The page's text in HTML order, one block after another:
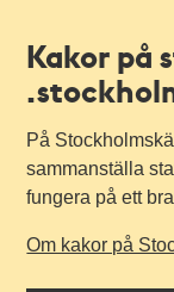
Kakor på
På
sammanställa
fungera på ett
Om kakor på